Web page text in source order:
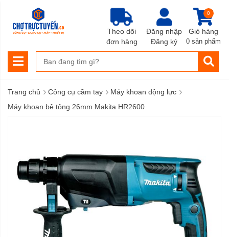
Đăng nhập
Đăng ký
Giỏ hàng
0
0 sản phẩm
Theo dõi
đơn hàng
Trang chủ › Công cụ cầm tay › Máy khoan động lực ›
Máy khoan bê tông 26mm Makita HR2600